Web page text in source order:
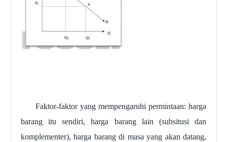
Faktor-faktor yang mempengaruhi permintaan: harga
barang itu sendiri, harga barang lain (subsitusi dan
komplementer), harga barang di masa yang akan datang,